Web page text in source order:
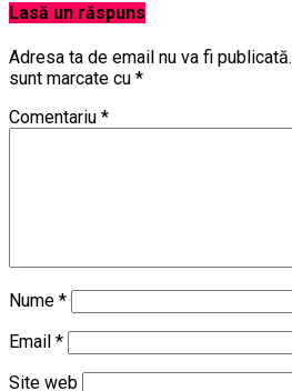
Lasă un răspuns
Adresa ta de email nu va fi publicată.
sunt marcate cu *
Comentariu *
Nume *
Email *
Site web